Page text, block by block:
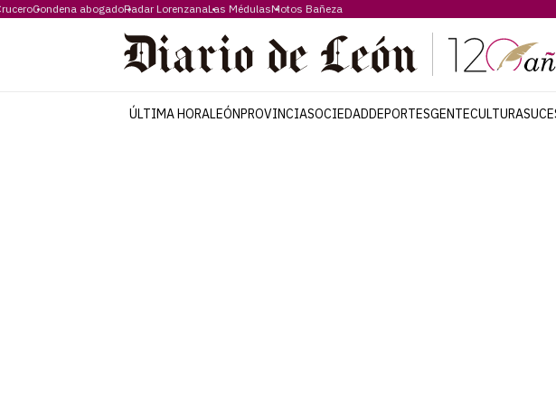
Condena abogadoRadar LorenzanaLas MédulasMotos Bañeza
ÚLTIMA HORALEÓNPROVINCIASOCIEDADDEPORTESGENTECULTURA